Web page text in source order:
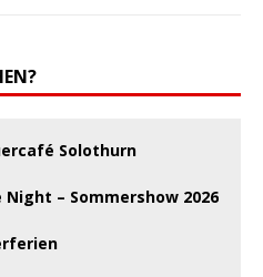
Solothurn
– Sommershow 2026